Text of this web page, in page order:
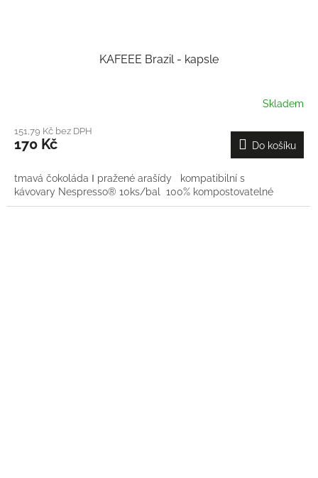
KAFEEE Brazil - kapsle
Skladem
151,79 Kč bez DPH
170 Kč Do košíku
tmavá čokoláda Ι pražené arašídy kompatibilní s
kávovary Nespresso® 10ks/bal 100% kompostovatelné